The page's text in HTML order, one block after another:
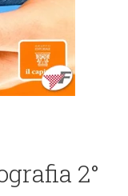
2°